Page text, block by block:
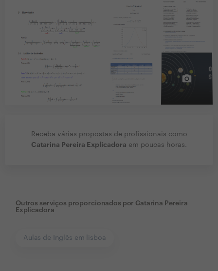
Receba várias propostas de profissionais como
Catarina Pereira Explicadora em poucas horas.
Outros serviços proporcionados por Catarina Pereira
Explicadora
Aulas de Inglês em lisboa